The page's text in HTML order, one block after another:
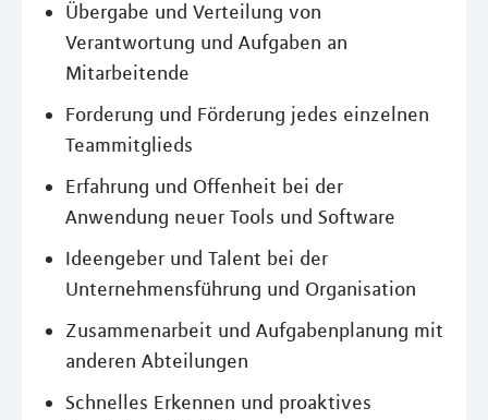
Übergabe und Verteilung von
Verantwortung und Aufgaben an
Mitarbeitende
Forderung und Förderung jedes einzelnen
Teammitglieds
Erfahrung und Offenheit bei der
Anwendung neuer Tools und Software
Ideengeber und Talent bei der
Unternehmensführung und Organisation
Zusammenarbeit und Aufgabenplanung mit
anderen Abteilungen
Schnelles Erkennen und proaktives